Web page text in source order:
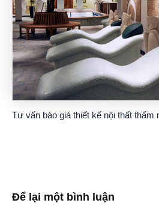
Tư vấn báo giá thiết kế nội thất thẩm
Để lại một bình luận